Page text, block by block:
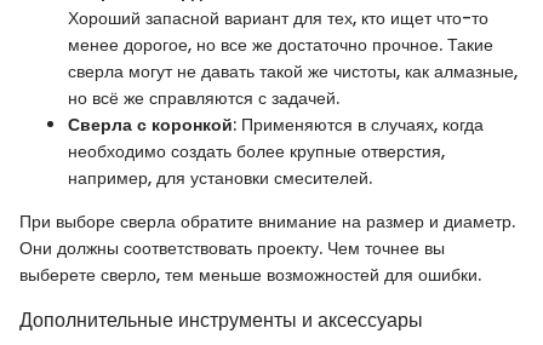
Хороший запасной вариант для тех, кто ищет что-то
менее дорогое, но все же достаточно прочное. Такие
сверла могут не давать такой же чистоты, как алмазные,
но всё же справляются с задачей.
Сверла с коронкой: Применяются в случаях, когда
необходимо создать более крупные отверстия,
например, для установки смесителей.
При выборе сверла обратите внимание на размер и диаметр.
Они должны соответствовать проекту. Чем точнее вы
выберете сверло, тем меньше возможностей для ошибки.
Дополнительные инструменты и аксессуары